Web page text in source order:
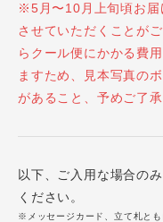
※5月〜10月上旬頃お届
させていただくことが
らクール便にかかる費
ますため、見本写真の
があること、予めご了承
以下、ご入用な場合の
ください。
※メッセージカード、立て札と